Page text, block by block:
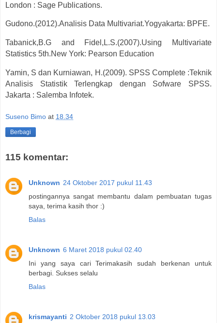
London : Sage Publications.
Gudono.(2012).Analisis Data Multivariat.Yogyakarta: BPFE.
Tabanick,B.G and Fidel,L.S.(2007).Using Multivariate
Statistics 5th.New York: Pearson Education
Yamin, S dan Kurniawan, H.(2009). SPSS Complete :Teknik
Analisis Statistik Terlengkap dengan Sofware SPSS.
Jakarta : Salemba Infotek.
Suseno Bimo at 18.34
Berbagi
115 komentar:
Unknown 24 Oktober 2017 pukul 11.43
postingannya sangat membantu dalam pembuatan tugas
saya, terima kasih thor :)
Balas
Unknown 6 Maret 2018 pukul 02.40
Ini yang saya cari Terimakasih sudah berkenan untuk
berbagi. Sukses selalu
Balas
krismayanti 2 Oktober 2018 pukul 13.03